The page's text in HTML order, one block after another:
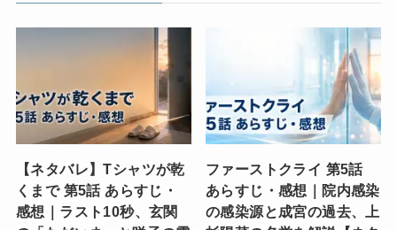
【ネタバレ】Tシャツが乾
くまで 第5話 あらすじ・
感想｜ラスト10秒、玄関
ファーストクライ 第5話
あらすじ・感想｜院内感染
の感染源と成宮の過去、上